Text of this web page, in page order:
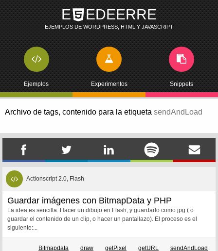
E EDEERRE
EJEMPLOS DE WORDPRESS, HTML Y JAVASCRIPT
Ejemplos Experimentos Snippets
Archivo de tags, contenido para la etiqueta sendAndLoad
Actionscript 2.0, Flash
Guardar imágenes con BitmapData y PHP
La idea es sencilla: Hacer un dibujo en Flash, y guardarlo como jpg ( o
guardar el contenido de un clip, o hacer un pantallazo). El proceso es el
siguiente:...
Bitmapdata draw getPixel getURL sendAndLoad